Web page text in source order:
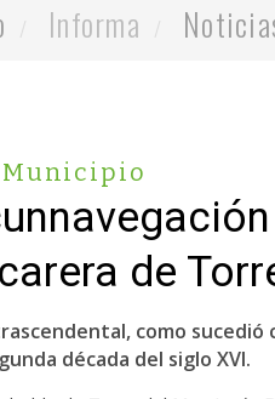
Informa
Municipio
de
como sucedió
década del siglo XVI.